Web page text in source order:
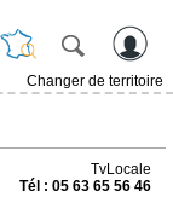
Changer de territoire
TvLocale
Tél : 05 63 65 56 46